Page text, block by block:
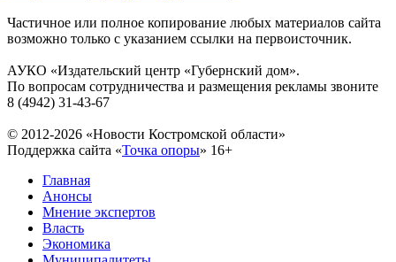
Частичное или полное копирование любых материалов сайта
возможно только с указанием ссылки на первоисточник.
АУКО «Издательский центр «Губернский дом».
По вопросам сотрудничества и размещения рекламы звоните
8 (4942) 31-43-67
© 2012-2026 «Новости Костромской области»
Поддержка сайта «Точка опоры» 16+
Главная
Анонсы
Мнение экспертов
Власть
Экономика